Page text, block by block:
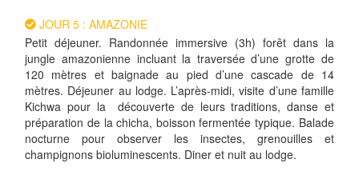
JOUR 5 : AMAZONIE
Petit déjeuner. Randonnée immersive (3h) forêt dans la
jungle amazonienne incluant la traversée d’une grotte de
120 mètres et baignade au pied d’une cascade de 14
mètres. Déjeuner au lodge. L’après-midi, visite d’une famille
Kichwa pour la découverte de leurs traditions, danse et
préparation de la chicha, boisson fermentée typique. Balade
nocturne pour observer les insectes, grenouilles et
champignons bioluminescents. Diner et nuit au lodge.